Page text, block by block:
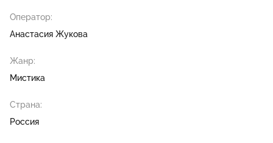
Оператор:
Анастасия Жукова
Жанр:
Мистика
Страна:
Россия